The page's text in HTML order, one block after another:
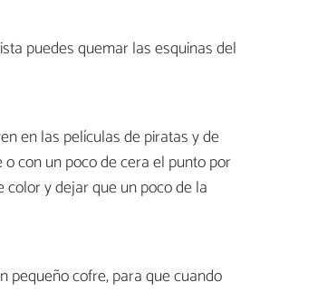
puedes quemar las esquinas del
en las películas de piratas y de
con un poco de cera el punto por
y dejar que un poco de la
pequeño cofre, para que cuando